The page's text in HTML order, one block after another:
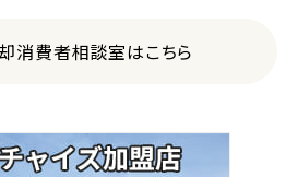
消費者相談室はこちら